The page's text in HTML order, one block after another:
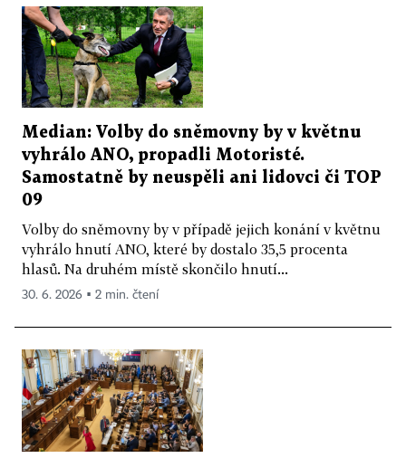
Median: Volby do sněmovny by v květnu
vyhrálo ANO, propadli Motoristé.
Samostatně by neuspěli ani lidovci či TOP
09
Volby do sněmovny by v případě jejich konání v květnu
vyhrálo hnutí ANO, které by dostalo 35,5 procenta
hlasů. Na druhém místě skončilo hnutí...
30. 6. 2026 ▪ 2 min. čtení